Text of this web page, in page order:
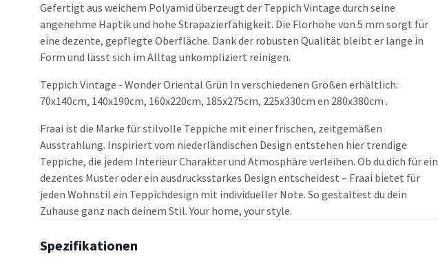
Gefertigt aus weichem Polyamid überzeugt der Teppich Vintage durch seine
angenehme Haptik und hohe Strapazierfähigkeit. Die Florhöhe von 5 mm sorgt für
eine dezente, gepflegte Oberfläche. Dank der robusten Qualität bleibt er lange in
Form und lässt sich im Alltag unkompliziert reinigen.
Teppich Vintage - Wonder Oriental Grün In verschiedenen Größen erhältlich:
70x140cm, 140x190cm, 160x220cm, 185x275cm, 225x330cm en 280x380cm .
Fraai ist die Marke für stilvolle Teppiche mit einer frischen, zeitgemäßen
Ausstrahlung. Inspiriert vom niederländischen Design entstehen hier trendige
Teppiche, die jedem Interieur Charakter und Atmosphäre verleihen. Ob du dich für ein
dezentes Muster oder ein ausdrucksstarkes Design entscheidest – Fraai bietet für
jeden Wohnstil ein Teppichdesign mit individueller Note. So gestaltest du dein
Zuhause ganz nach deinem Stil. Your home, your style.
Spezifikationen